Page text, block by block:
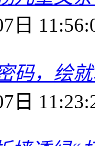
日
码，绘
日